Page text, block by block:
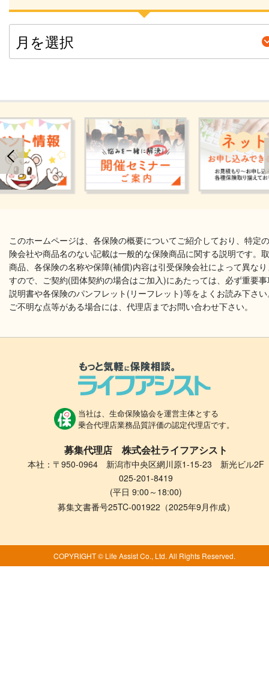
このホームページは、各保険の概要についてご紹介しており、特定
険会社や商品名のない記載は一般的な保険商品に関する説明です。
商品、各保険の名称や保障(補償)内容は引受保険会社によって異な
すので、ご契約(団体契約の場合はご加入)にあたっては、必ず重要
説明書や各保険のパンフレット(リーフレット)等をよくお読み下さ
ご不明な点等がある場合には、代理店までお問い合わせ下さい。
当社は、生命保険協会を運営主体とする
乗合代理店業務品質評価の認定代理店です。
募集代理店 株式会社ライフアシスト
本社：〒950-0964 新潟市中央区網川原1-15-23 新光ビル2F
025-201-8419
(平日 9:00～18:00)
募集文書番号25TC-001922（2025年9月作成）
COPYRIGHT © Life Assist Co., Ltd. All Rights Reserved.